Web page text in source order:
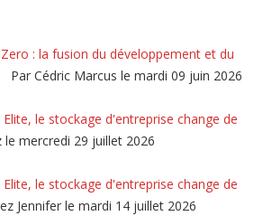
: la fusion du développement et du
Par Cédric Marcus le mardi 09 juin 2026
le stockage d'entreprise change de
le mercredi 29 juillet 2026
le stockage d'entreprise change de
Jennifer le mardi 14 juillet 2026